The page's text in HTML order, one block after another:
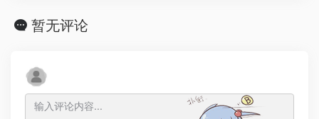
暂无评论